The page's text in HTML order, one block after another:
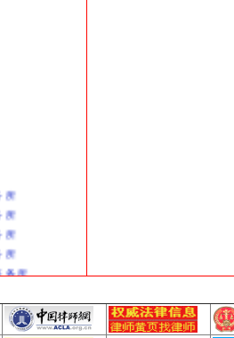
所
所
所
所
务所
所
务所